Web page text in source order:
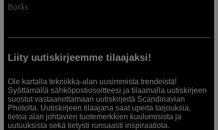
Borås
Liity uutiskirjeemme tilaajaksi!
Ole kartalla tekniikka-alan uusimmista trendeistä!
Syöttämällä sähköpostiosoitteesi ja tilaamalla uutiskirjeen
suostut vastaanottamaan uutiskirjeitä Scandinavian
Photolta. Uutiskirjeen tilaajana saat upeita tarjouksia,
tietoa alan johtavien tuotemerkkien kuulumisista ja
uutuuksista sekä tietysti runsaasti inspiraatiota.